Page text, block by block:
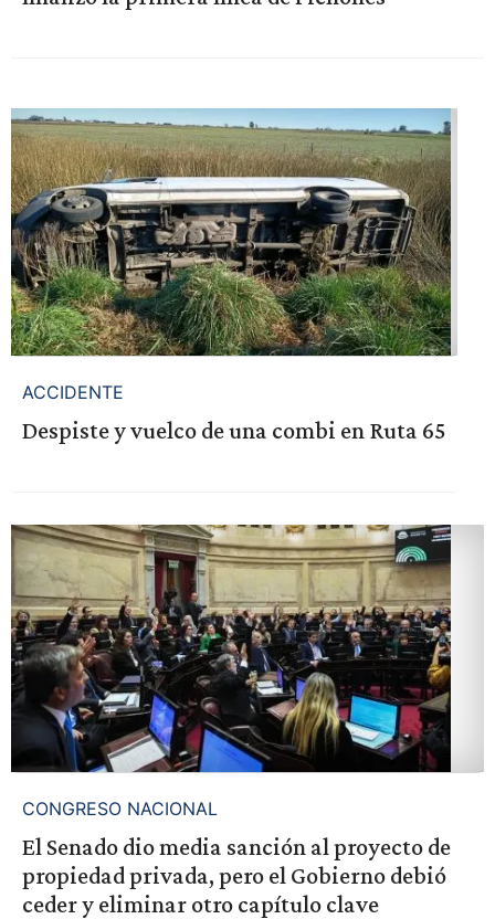
ACCIDENTE
Despiste y vuelco de una combi en Ruta 65
CONGRESO NACIONAL
El Senado dio media sanción al proyecto de
propiedad privada, pero el Gobierno debió
ceder y eliminar otro capítulo clave